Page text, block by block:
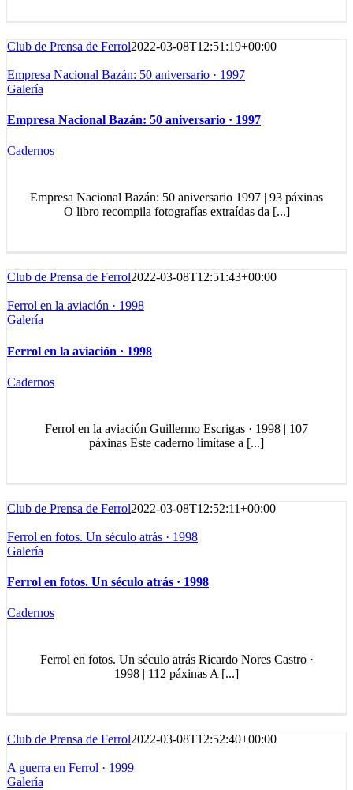
Club de Prensa de Ferrol2022-03-08T12:51:19+00:00
Empresa Nacional Bazán: 50 aniversario · 1997
Galería
Empresa Nacional Bazán: 50 aniversario · 1997
Cadernos
Empresa Nacional Bazán: 50 aniversario 1997 | 93 páxinas
O libro recompila fotografías extraídas da [...]
Club de Prensa de Ferrol2022-03-08T12:51:43+00:00
Ferrol en la aviación · 1998
Galería
Ferrol en la aviación · 1998
Cadernos
Ferrol en la aviación Guillermo Escrigas · 1998 | 107
páxinas Este caderno limítase a [...]
Club de Prensa de Ferrol2022-03-08T12:52:11+00:00
Ferrol en fotos. Un século atrás · 1998
Galería
Ferrol en fotos. Un século atrás · 1998
Cadernos
Ferrol en fotos. Un século atrás Ricardo Nores Castro ·
1998 | 112 páxinas A [...]
Club de Prensa de Ferrol2022-03-08T12:52:40+00:00
A guerra en Ferrol · 1999
Galería